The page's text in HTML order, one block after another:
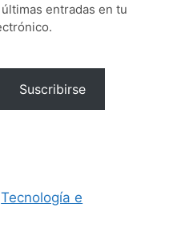
entradas en tu
Suscribirse
Tecnología e